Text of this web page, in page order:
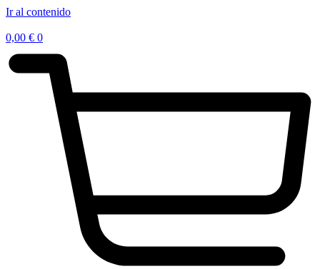
Ir al contenido
0,00 € 0